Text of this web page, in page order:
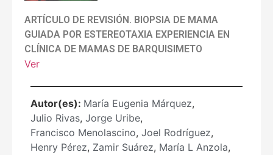
ARTÍCULO DE REVISIÓN. BIOPSIA DE MAMA
GUIADA POR ESTEREOTAXIA EXPERIENCIA EN
CLÍNICA DE MAMAS DE BARQUISIMETO
Ver
Autor(es): María Eugenia Márquez,
Julio Rivas, Jorge Uribe,
Francisco Menolascino, Joel Rodríguez,
Henry Pérez, Zamir Suárez, María L Anzola,